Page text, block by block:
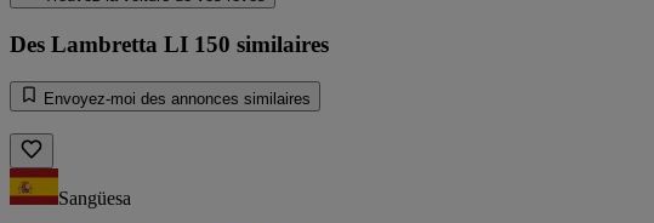
Des Lambretta LI 150 similaires
Envoyez-moi des annonces similaires
Sangüesa